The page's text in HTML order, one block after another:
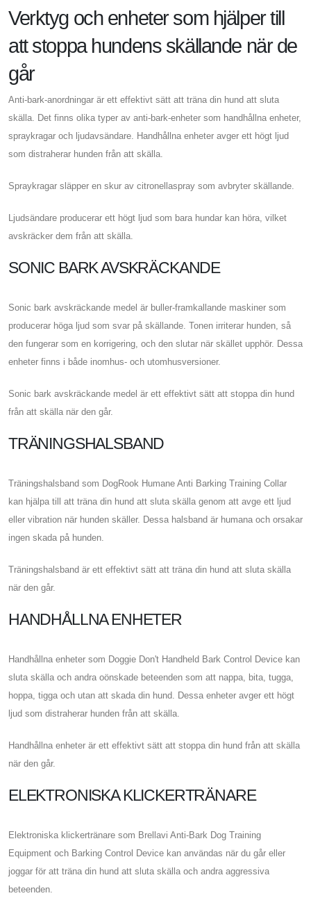
Verktyg och enheter som hjälper till
att stoppa hundens skällande när de
går
Anti-bark-anordningar är ett effektivt sätt att träna din hund att sluta
skälla. Det finns olika typer av anti-bark-enheter som handhållna enheter,
spraykragar och ljudavsändare. Handhållna enheter avger ett högt ljud
som distraherar hunden från att skälla.
Spraykragar släpper en skur av citronellaspray som avbryter skällande.
Ljudsändare producerar ett högt ljud som bara hundar kan höra, vilket
avskräcker dem från att skälla.
SONIC BARK AVSKRÄCKANDE
Sonic bark avskräckande medel är buller-framkallande maskiner som
producerar höga ljud som svar på skällande. Tonen irriterar hunden, så
den fungerar som en korrigering, och den slutar när skället upphör. Dessa
enheter finns i både inomhus- och utomhusversioner.
Sonic bark avskräckande medel är ett effektivt sätt att stoppa din hund
från att skälla när den går.
TRÄNINGSHALSBAND
Träningshalsband som DogRook Humane Anti Barking Training Collar
kan hjälpa till att träna din hund att sluta skälla genom att avge ett ljud
eller vibration när hunden skäller. Dessa halsband är humana och orsakar
ingen skada på hunden.
Träningshalsband är ett effektivt sätt att träna din hund att sluta skälla
när den går.
HANDHÅLLNA ENHETER
Handhållna enheter som Doggie Don't Handheld Bark Control Device kan
sluta skälla och andra oönskade beteenden som att nappa, bita, tugga,
hoppa, tigga och utan att skada din hund. Dessa enheter avger ett högt
ljud som distraherar hunden från att skälla.
Handhållna enheter är ett effektivt sätt att stoppa din hund från att skälla
när den går.
ELEKTRONISKA KLICKERTRÄNARE
Elektroniska klickertränare som Brellavi Anti-Bark Dog Training
Equipment och Barking Control Device kan användas när du går eller
joggar för att träna din hund att sluta skälla och andra aggressiva
beteenden.